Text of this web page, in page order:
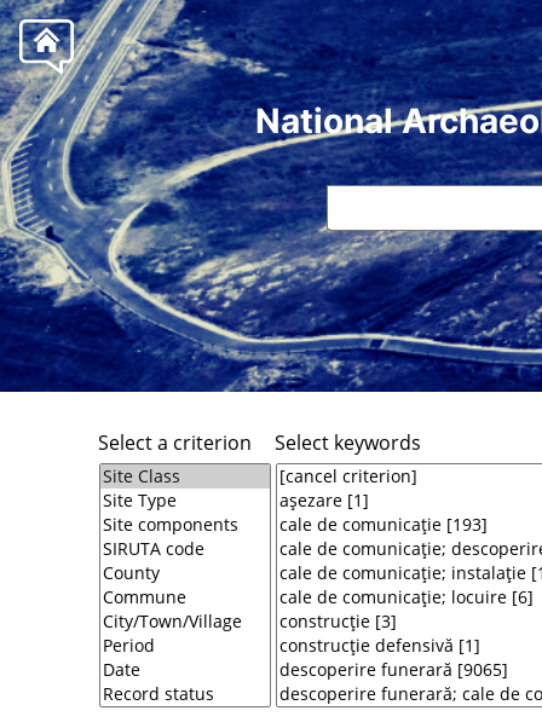
National
Select a criterion Select keywords